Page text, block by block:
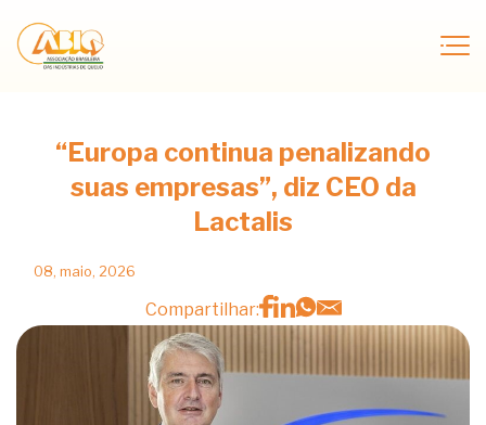
“Europa continua penalizando
suas empresas”, diz CEO da
Lactalis
08, maio, 2026
Compartilhar: